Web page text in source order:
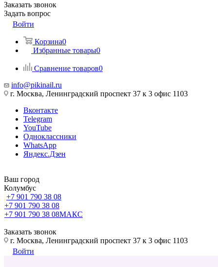
Заказать звонок
Задать вопрос
Войти
Корзина0
Избранные товары0
Сравнение товаров0
info@pikinail.ru
г. Москва, Ленинградский проспект 37 к 3 офис 1103
Вконтакте
Telegram
YouTube
Одноклассники
WhatsApp
Яндекс.Дзен
Ваш город
Колумбус
+7 901 790 38 08
+7 901 790 38 08
+7 901 790 38 08МАКС
Заказать звонок
г. Москва, Ленинградский проспект 37 к 3 офис 1103
Войти